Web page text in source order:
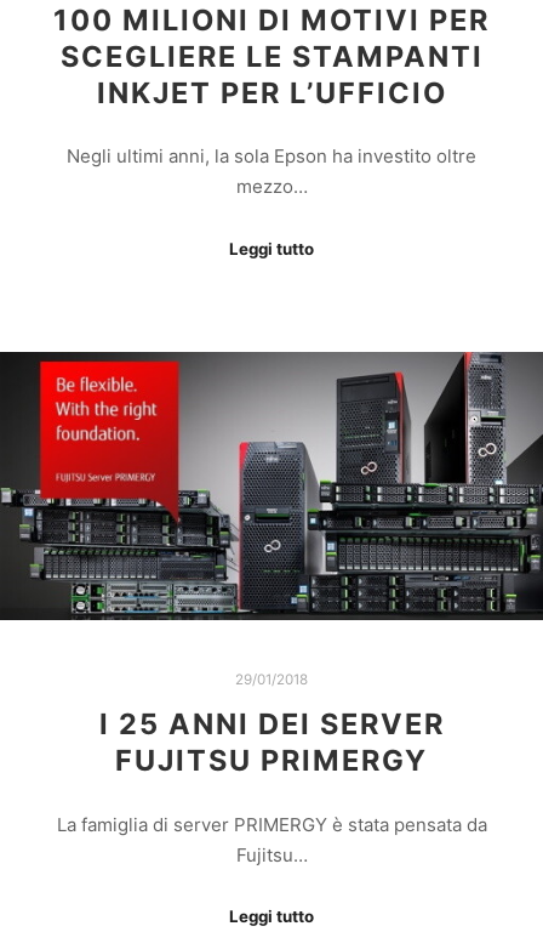
100 MILIONI DI MOTIVI PER
SCEGLIERE LE STAMPANTI
INKJET PER L’UFFICIO
Negli ultimi anni, la sola Epson ha investito oltre
mezzo…
Leggi tutto
29/01/2018
I 25 ANNI DEI SERVER
FUJITSU PRIMERGY
La famiglia di server PRIMERGY è stata pensata da
Fujitsu…
Leggi tutto